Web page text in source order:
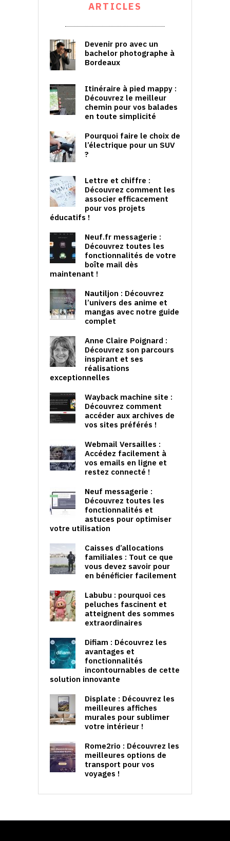
ARTICLES
Devenir pro avec un
bachelor photographe à
Bordeaux
Itinéraire à pied mappy :
Découvrez le meilleur
chemin pour vos balades
en toute simplicité
Pourquoi faire le choix de
l’électrique pour un SUV
?
Lettre et chiffre :
Découvrez comment les
associer efficacement
pour vos projets
éducatifs !
Neuf.fr messagerie :
Découvrez toutes les
fonctionnalités de votre
boîte mail dès
maintenant !
Nautiljon : Découvrez
l’univers des anime et
mangas avec notre guide
complet
Anne Claire Poignard :
Découvrez son parcours
inspirant et ses
réalisations
exceptionnelles
Wayback machine site :
Découvrez comment
accéder aux archives de
vos sites préférés !
Webmail Versailles :
Accédez facilement à
vos emails en ligne et
restez connecté !
Neuf messagerie :
Découvrez toutes les
fonctionnalités et
astuces pour optimiser
votre utilisation
Caisses d’allocations
familiales : Tout ce que
vous devez savoir pour
en bénéficier facilement
Labubu : pourquoi ces
peluches fascinent et
atteignent des sommes
extraordinaires
Difiam : Découvrez les
avantages et
fonctionnalités
incontournables de cette
solution innovante
Displate : Découvrez les
meilleures affiches
murales pour sublimer
votre intérieur !
Rome2rio : Découvrez les
meilleures options de
transport pour vos
voyages !